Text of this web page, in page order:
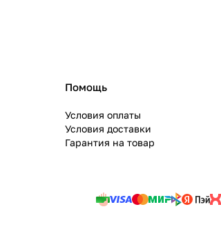
Помощь
Условия оплаты
Условия доставки
Гарантия на товар